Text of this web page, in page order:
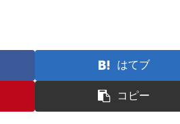
はてブ
コピー